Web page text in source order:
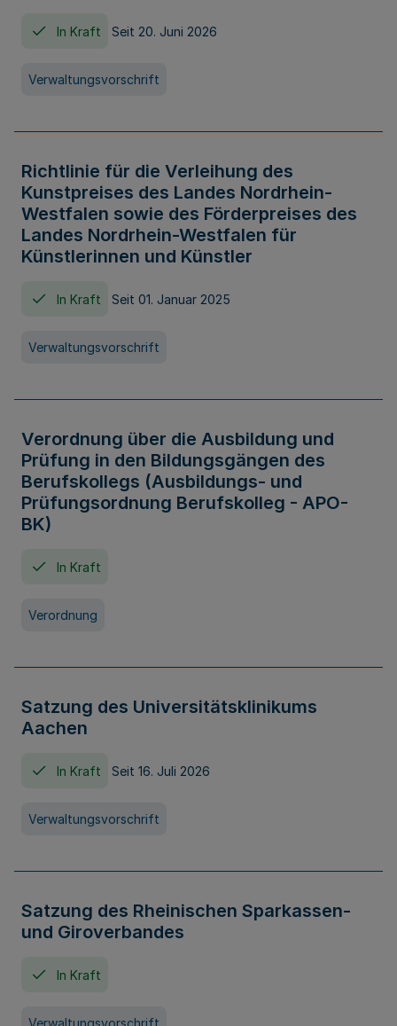
In Kraft Seit 20. Juni 2026
Verwaltungsvorschrift
Richtlinie für die Verleihung des
Kunstpreises des Landes Nordrhein-
Westfalen sowie des Förderpreises des
Landes Nordrhein-Westfalen für
Künstlerinnen und Künstler
In Kraft Seit 01. Januar 2025
Verwaltungsvorschrift
Verordnung über die Ausbildung und
Prüfung in den Bildungsgängen des
Berufskollegs (Ausbildungs- und
Prüfungsordnung Berufskolleg - APO-
BK)
In Kraft
Verordnung
Satzung des Universitätsklinikums
Aachen
In Kraft Seit 16. Juli 2026
Verwaltungsvorschrift
Satzung des Rheinischen Sparkassen-
und Giroverbandes
In Kraft
Verwaltungsvorschrift